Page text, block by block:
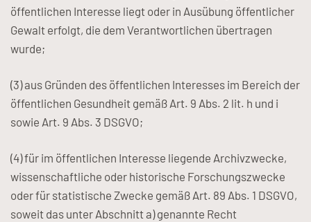
öffentlichen Interesse liegt oder in Ausübung öffentlicher
Gewalt erfolgt, die dem Verantwortlichen übertragen
wurde;
(3) aus Gründen des öffentlichen Interesses im Bereich der
öffentlichen Gesundheit gemäß Art. 9 Abs. 2 lit. h und i
sowie Art. 9 Abs. 3 DSGVO;
(4) für im öffentlichen Interesse liegende Archivzwecke,
wissenschaftliche oder historische Forschungszwecke
oder für statistische Zwecke gemäß Art. 89 Abs. 1 DSGVO,
soweit das unter Abschnitt a) genannte Recht